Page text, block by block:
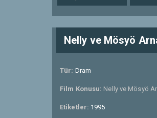
Nelly ve Mösyö
Tür: Dram
Film Konusu: Nelly ve Mösyö
Etiketler: 1995